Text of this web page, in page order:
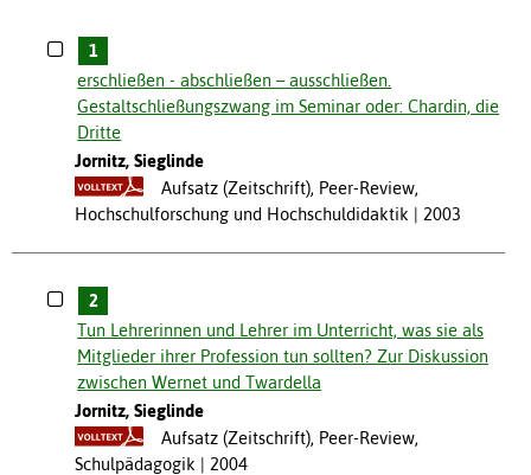
1
erschließen - abschließen – ausschließen.
Gestaltschließungszwang im Seminar oder: Chardin, die
Dritte
Jornitz, Sieglinde
Aufsatz (Zeitschrift), Peer-Review,
Hochschulforschung und Hochschuldidaktik
2003
2
Tun Lehrerinnen und Lehrer im Unterricht, was sie als
Mitglieder ihrer Profession tun sollten? Zur Diskussion
zwischen Wernet und Twardella
Jornitz, Sieglinde
Aufsatz (Zeitschrift), Peer-Review,
Schulpädagogik
2004